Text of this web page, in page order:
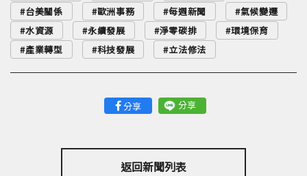
台美關係
歐洲事務 每週新聞
氣候變遷
水資源
永續發展 淨零碳排
環境保育
產業轉型
科技發展 立法修法
分享 分享
返回新聞列表